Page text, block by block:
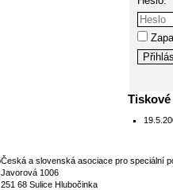
Česká a slovenská asociace pro speciální
Javorová 1006
251 68 Sulice Hlubočinka